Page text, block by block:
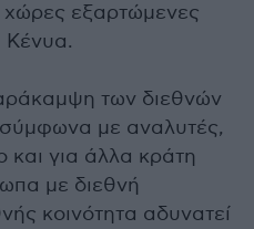
χώρες εξαρτώμενες
Κένυα.
των διεθνών
με αναλυτές,
και για άλλα κράτη
με διεθνή
κοινότητα αδυνατεί